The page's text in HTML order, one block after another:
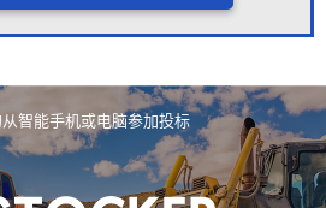
智能手机或电脑参加投标